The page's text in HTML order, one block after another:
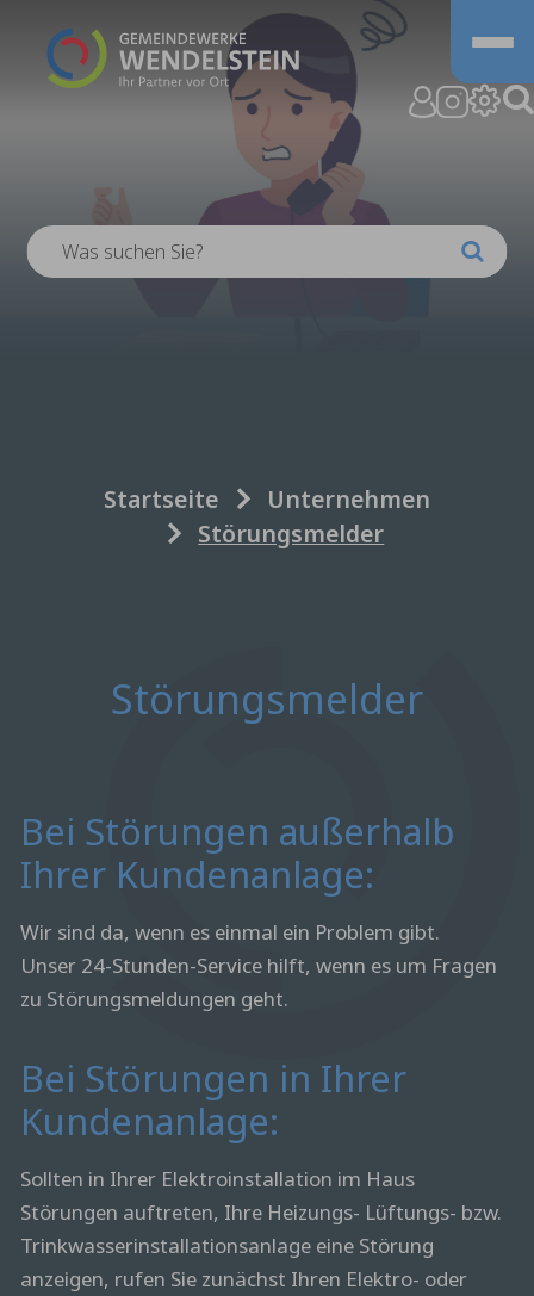
Zum Hauptinhalt springen
Startseite
Unternehmen
Störungsmelder
Störungsmelder
Bei Störungen außerhalb
Ihrer Kundenanlage:
Wir sind da, wenn es einmal ein Problem gibt.
Unser 24-Stunden-Service hilft, wenn es um Fragen
zu Störungsmeldungen geht.
Bei Störungen in Ihrer
Kundenanlage:
Sollten in Ihrer Elektroinstallation im Haus
Störungen auftreten, Ihre Heizungs- Lüftungs- bzw.
Trinkwasserinstallationsanlage eine Störung
anzeigen, rufen Sie zunächst Ihren Elektro- oder